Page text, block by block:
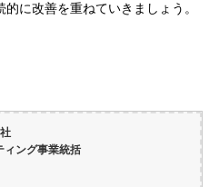
に改善を重ねていきましょう。
ィング事業統括